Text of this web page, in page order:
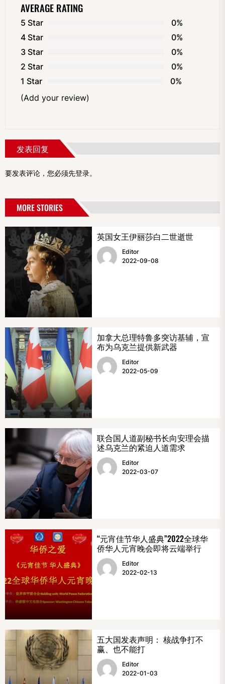
AVERAGE RATING
5 Star
0%
4 Star
0%
3 Star
0%
2 Star
0%
1 Star
0%
(Add your review)
发表回复
要发表评论，您必须先登录。
MORE STORIES
英国女王伊丽莎白二世逝世
Editor
2022-09-08
加拿大总理特鲁多突访基辅，宣
布为乌克兰提供新武器
Editor
2022-05-09
联合国人道副秘书长向安理会描
述乌克兰的紧迫人道需求
Editor
2022-03-07
“元宵佳节华人盛典”2022全球华
侨华人元宵晚会即将云端举行
Editor
2022-02-13
五大国发表声明： 核战争打不
赢、也不能打
Editor
2022-01-03